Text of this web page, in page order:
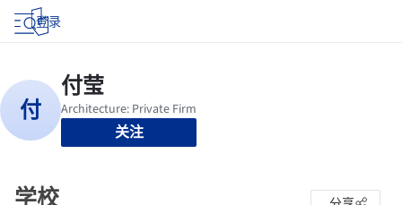
登录
关注
学校